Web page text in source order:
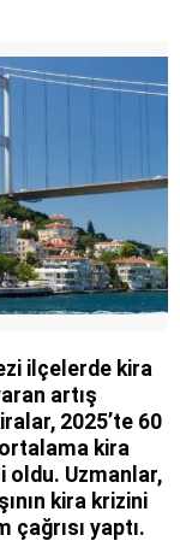
ilçelerde kira
artış
2025’te 60
ortalama kira
oldu. Uzmanlar,
kira krizini
yaptı.